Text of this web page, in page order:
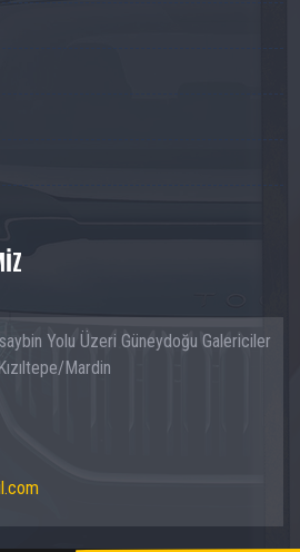
Yolu Üzeri Güneydoğu Galericiler
Mardin